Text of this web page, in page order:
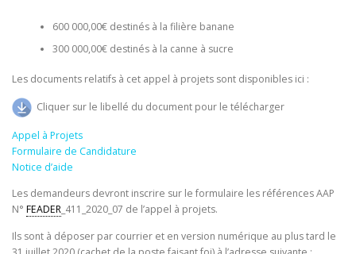
600 000,00€ destinés à la filière banane
300 000,00€ destinés à la canne à sucre
Les documents relatifs à cet appel à projets sont disponibles ici :
Cliquer sur le libellé du document pour le télécharger
Appel à Projets
Formulaire de Candidature
Notice d’aide
Les demandeurs devront inscrire sur le formulaire les références AAP
N° FEADER _411_2020_07 de l’appel à projets.
Ils sont à déposer par courrier et en version numérique au plus tard le